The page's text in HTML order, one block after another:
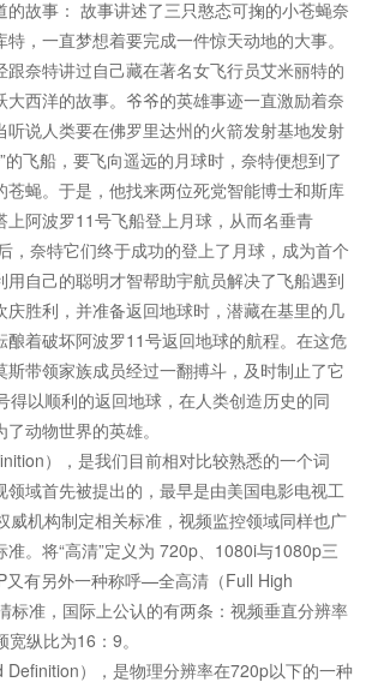
的故事： 故事讲述了三只憨态可掬的小苍蝇奈
，一直梦想着要完成一件惊天动地的大事。
跟奈特讲过自己藏在著名女飞行员艾米丽特的
大西洋的故事。爷爷的英雄事迹一直激励着奈
听说人类要在佛罗里达州的火箭发射基地发射
的飞船，要飞向遥远的月球时，奈特便想到了
苍蝇。于是，他找来两位死党智能博士和斯库
上阿波罗11号飞船登上月球，从而名垂青
奈特它们终于成功的登上了月球，成为首个
用自己的聪明才智帮助宇航员解决了飞船遇到
庆胜利，并准备返回地球时，潜藏在基里的几
酿着破坏阿波罗11号返回地球的航程。在这危
斯带领家族成员经过一翻搏斗，及时制止了它
得以顺利的返回地球，在人类创造历史的同
动物世界的英雄。
），是我们目前相对比较熟悉的一个词
领域首先被提出的，最早是由美国电影电视工
威机构制定相关标准，视频监控领域同样也广
。将“高清”定义为 720p、1080i与1080p三
又有另外一种称呼—全高清（Full High
标准，国际上公认的有两条：视频垂直分辨率
纵比为16：9。
Definition），是物理分辨率在720p以下的一种